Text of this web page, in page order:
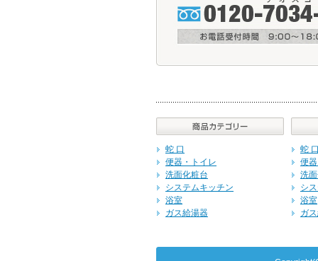
蛇 口
便器・トイレ
洗面化粧台
システムキッチン
浴室
ガス給湯器
蛇
便
洗
シ
浴室
ガ